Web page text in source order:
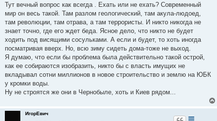
о
щ
е
и
е
Тут вечный вопрос как всегда . Ехать или не ехать? Современный
мир он весь такой. Там разлом геологический, там акула-людоед,
там революции, там отрава, а там террористы. И никто никогда не
знает точно, где его ждет беда. Ясное дело, что никто не будет
ходить под висящими сосульками. А если и будет, то хоть иногда
посматривая вверх. Но, всю зиму сидеть дома-тоже не выход.
Я думаю, что если бы проблема была действительно такой острой,
как ее собираются изобразить, никто бы с власть имущих не
вкладывал сотни миллионов в новое строительство и землю на ЮБК
у кромки воды.
Ну не строятся же они в Чернобыле, хоть и Киев рядом...
ИгорЕвич